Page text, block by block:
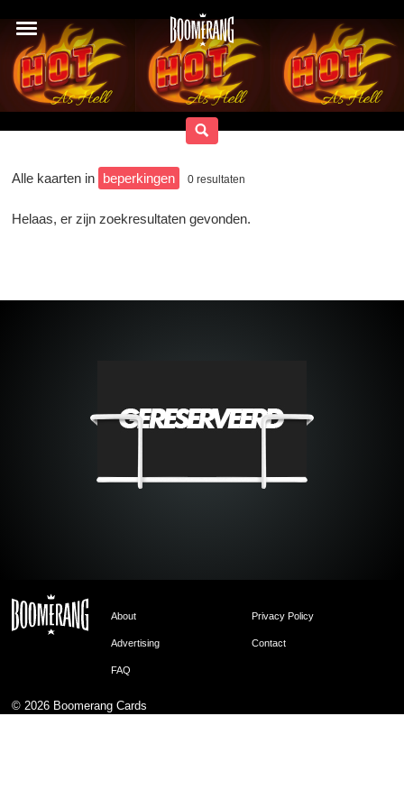
Alle kaarten in beperkingen 0 resultaten
Helaas, er zijn zoekresultaten gevonden.
About Privacy Policy
Advertising Contact
FAQ
© 2026 Boomerang Cards